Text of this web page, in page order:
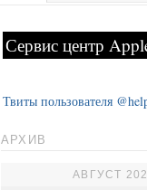
Сервис центр
Твиты пользователя
АРХИВ
АВГУСТ